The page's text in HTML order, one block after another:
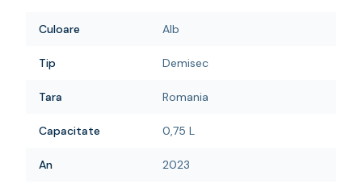
Culoare Alb
Tip Demisec
Tara Romania
Capacitate 0,75 L
An 2023